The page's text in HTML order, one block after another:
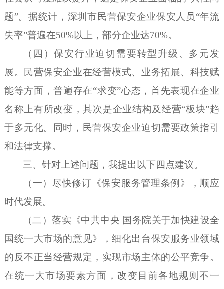
题”。据统计，深圳市民营保安企业保安人员“年流
失率”普遍在50%以上，部分企业达70%。
（四）保安行业迫切需要转型升级、多元发
展。民营保安企业在经营模式、业务拓展、科技赋
能等方面，普遍存在“求变”心态，首先表现在企业
名称上有所改变，其次是企业结构及经营“板块”趋
于多元化。同时，民营保安企业迫切需要政策指引
和法律支撑。
三、针对上述问题，我提出以下四点建议。
（一）尽快修订《保安服务管理条例》，顺应
时代发展。
（二）落实《中共中央 国务院关于加快建设全
国统一大市场的意见》，细化出台保安服务业领域
的反不正当经营规定，实现市场主体的公平竞争。
在统一大市场要素方面，改变目前各地规则不一